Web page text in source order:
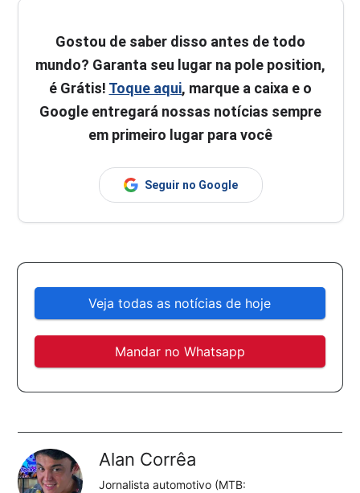
Gostou de saber disso antes de todo
mundo? Garanta seu lugar na pole position,
é Grátis! Toque aqui, marque a caixa e o
Google entregará nossas notícias sempre
em primeiro lugar para você
Seguir no Google
Veja todas as notícias de hoje
Mandar no Whatsapp
Alan Corrêa
Jornalista automotivo (MTB: